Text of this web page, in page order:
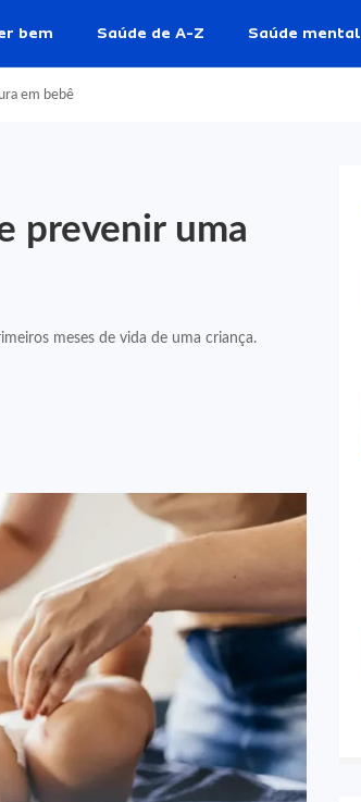
bem Saúde de A-Z Saúde mental
em bebê
prevenir uma
meses de vida de uma criança.